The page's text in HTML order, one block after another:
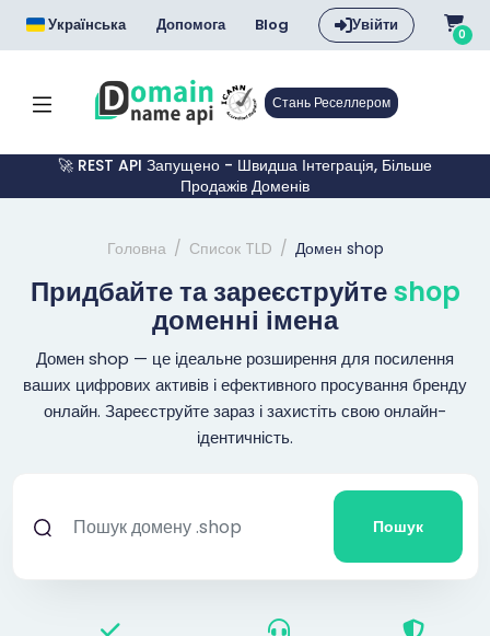
Українська Допомога Blog Увійти 0
Стань Реселлером
🚀 REST API Запущено - Швидша Інтеграція, Більше
Продажів Доменів
Головна Список TLD Домен shop
Придбайте та зареєструйтеshop
доменні імена
Домен shop — це ідеальне розширення для посилення
ваших цифрових активів і ефективного просування бренду
онлайн. Зареєструйте зараз і захистіть свою онлайн-
ідентичність.
Пошук